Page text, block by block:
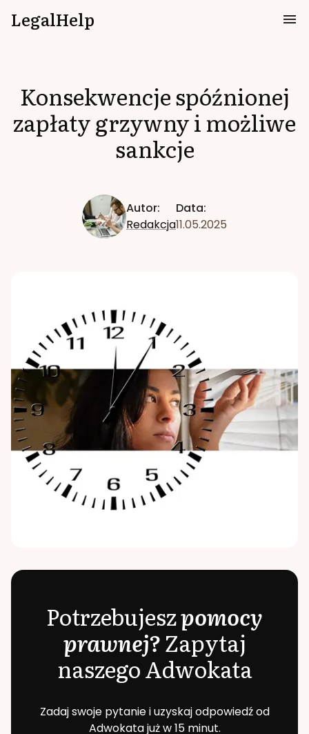
LegalHelp
Konsekwencje spóźnionej
zapłaty grzywny i możliwe
sankcje
Autor:
Redakcja
Data:
11.05.2025
Potrzebujeszpomocy
prawnej?Zapytaj
naszego Adwokata
Zadaj swoje pytanie i uzyskaj odpowiedź od
Adwokata już w 15 minut.